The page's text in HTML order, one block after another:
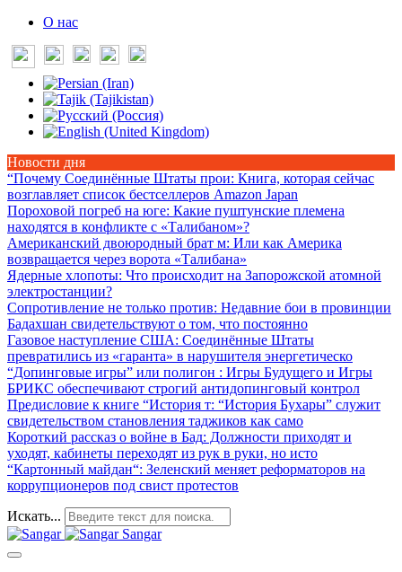
О нас
Новости дня
“Почему Соединённые Штаты прои: Книга, которая сейчас
возглавляет список бестселлеров Amazon Japan
Пороховой погреб на юге: Какие пуштунские племена
находятся в конфликте с «Талибаном»?
Американский двоюродный брат м: Или как Америка
возвращается через ворота «Талибана»
Ядерные хлопоты: Что происходит на Запорожской атомной
электростанции?
Сопротивление не только против: Недавние бои в провинции
Бадахшан свидетельствуют о том, что постоянно
Газовое наступление США: Соединённые Штаты
превратились из «гаранта» в нарушителя энергетическо
“Допинговые игры” или полигон : Игры Будущего и Игры
БРИКС обеспечивают строгий антидопинговый контрол
Предисловие к книге “История т: “История Бухары” служит
свидетельством становления таджиков как само
Короткий рассказ о войне в Бад: Должности приходят и
уходят, кабинеты переходят из рук в руки, но исто
“Картонный майдан“: Зеленский меняет реформаторов на
коррупционеров под свист протестов
Искать...
Sangar